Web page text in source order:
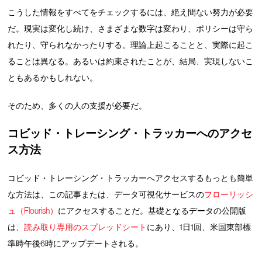
こうした情報をすべてをチェックするには、絶え間ない努力が必要
だ。現実は変化し続け、さまざまな数字は変わり、ポリシーは守ら
れたり、守られなかったりする。理論上起こることと、実際に起こ
ることは異なる。あるいは約束されたことが、結局、実現しないこ
ともあるかもしれない。
そのため、多くの人の支援が必要だ。
コビッド・トレーシング・トラッカーへのアクセ
ス方法
コビッド・トレーシング・トラッカーへアクセスするもっとも簡単
な方法は、この記事または、データ可視化サービスのフローリッシ
ュ（Flourish） にアクセスすることだ。基礎となるデータの公開版
は、読み取り専用のスプレッドシート にあり、1日1回、米国東部標
準時午後6時にアップデートされる。